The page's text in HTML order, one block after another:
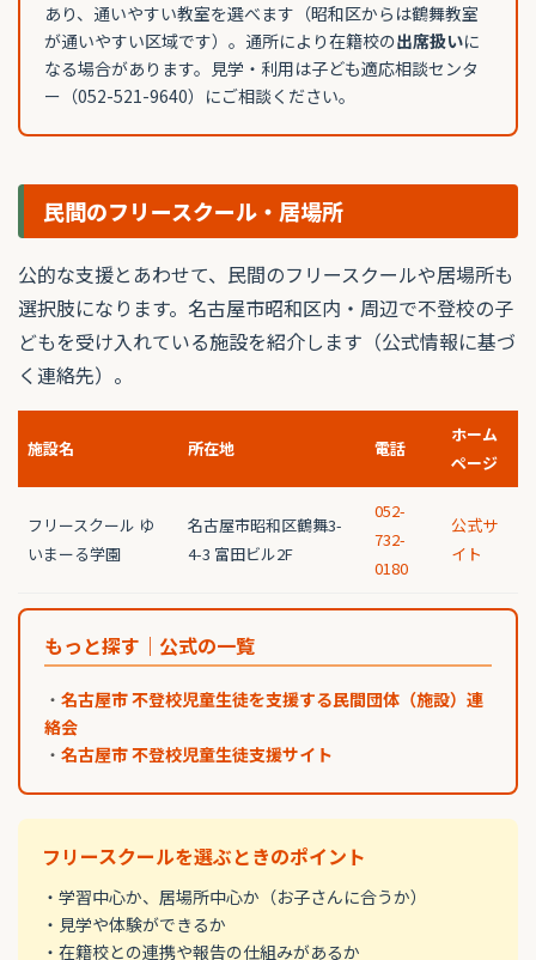
あり、通いやすい教室を選べます（昭和区からは鶴舞教室
が通いやすい区域です）。通所により在籍校の出席扱いに
なる場合があります。見学・利用は子ども適応相談センタ
ー（052-521-9640）にご相談ください。
民間のフリースクール・居場所
公的な支援とあわせて、民間のフリースクールや居場所も
選択肢になります。名古屋市昭和区内・周辺で不登校の子
どもを受け入れている施設を紹介します（公式情報に基づ
く連絡先）。
施設名 所在地 電話
ホーム
ページ
フリースクール ゆ
いまーる学園
名古屋市昭和区鶴舞3-
4-3 富田ビル2F
052-
732-
0180
公式サ
イト
もっと探す｜公式の一覧
・ 名古屋市 不登校児童生徒を支援する民間団体（施設）連
絡会
・ 名古屋市 不登校児童生徒支援サイト
フリースクールを選ぶときのポイント
・学習中心か、居場所中心か（お子さんに合うか）
・見学や体験ができるか
・在籍校との連携や報告の仕組みがあるか